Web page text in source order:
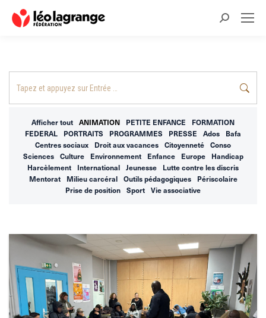
Recherche
Afficher tout ANIMATION PETITE ENFANCE
FORMATION
FEDERAL
PORTRAITS PROGRAMMES PRESSE Ados
Bafa
Centres sociaux
Droit aux vacances Citoyenneté
Conso
Sciences
Culture Environnement Enfance Europe
Handicap
Harcèlement
International Jeunesse
Lutte contre les discris
Mentorat
Milieu carcéral Outils pédagogiques
Périscolaire
Prise de position
Sport Vie associative